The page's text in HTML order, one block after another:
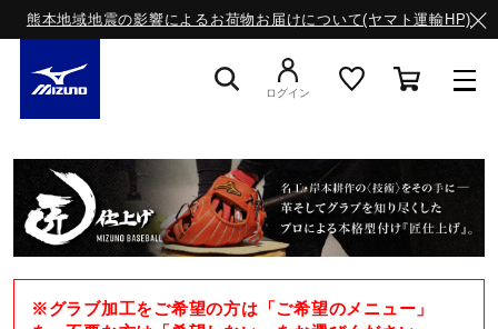
熊本地域地震の影響によるお荷物お届けについて(ヤマト運輸HP)
スニーカー
ライフスタイルウエア
ランニング
ログイン
※グラブ加工をご希望の方は「ご希望のメニュー」